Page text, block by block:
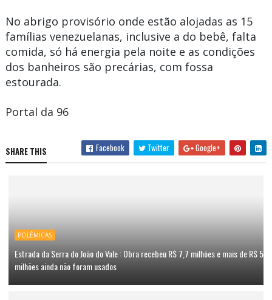
No abrigo provisório onde estão alojadas as 15
famílias venezuelanas, inclusive a do bebê, falta
comida, só há energia pela noite e as condições
dos banheiros são precárias, com fossa
estourada.
Portal da 96
SHARE THIS Facebook Twitter Google+
POLÊMICAS
Estrada da Serra do João do Vale : Obra recebeu R$ 7,7 milhões e mais de R$ 5
milhões ainda não foram usados